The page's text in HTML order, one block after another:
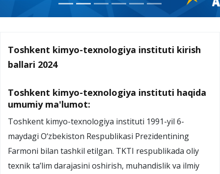
Toshkent kimyo-texnologiya instituti kirish
ballari 2024
Toshkent kimyo-texnologiya instituti haqida
umumiy ma'lumot:
Toshkent kimyo-texnologiya instituti 1991-yil 6-
maydagi O‘zbekiston Respublikasi Prezidentining
Farmoni bilan tashkil etilgan. TKTI respublikada oliy
texnik ta’lim darajasini oshirish, muhandislik va ilmiy